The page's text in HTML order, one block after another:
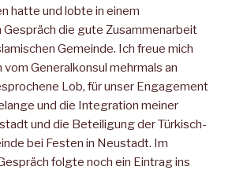
hatte und lobte in einem
die gute Zusammenarbeit
Gemeinde. Ich freue mich
vom Generalkonsul mehrmals an
Lob, für unser Engagement
und die Integration meiner
und die Beteiligung der Türkisch-
bei Festen in Neustadt. Im
folgte noch ein Eintrag ins